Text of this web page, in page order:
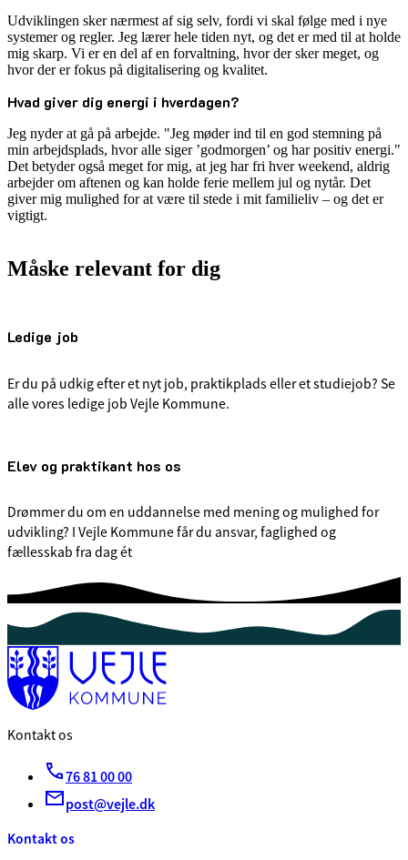
Udviklingen sker nærmest af sig selv, fordi vi skal følge med i nye
systemer og regler. Jeg lærer hele tiden nyt, og det er med til at holde
mig skarp. Vi er en del af en forvaltning, hvor der sker meget, og
hvor der er fokus på digitalisering og kvalitet.
Hvad giver dig energi i hverdagen?
Jeg nyder at gå på arbejde. "Jeg møder ind til en god stemning på
min arbejdsplads, hvor alle siger ’godmorgen’ og har positiv energi."
Det betyder også meget for mig, at jeg har fri hver weekend, aldrig
arbejder om aftenen og kan holde ferie mellem jul og nytår. Det
giver mig mulighed for at være til stede i mit familieliv – og det er
vigtigt.
Måske relevant for dig
Ledige job
Er du på udkig efter et nyt job, praktikplads eller et studiejob? Se
alle vores ledige job Vejle Kommune.
Elev og praktikant hos os
Drømmer du om en uddannelse med mening og mulighed for
udvikling? I Vejle Kommune får du ansvar, faglighed og
fællesskab fra dag ét
Kontakt os
76 81 00 00
post@vejle.dk
Kontakt os